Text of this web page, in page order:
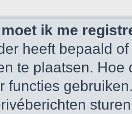
ik me
heeft bepaald
te plaatsen.
functies